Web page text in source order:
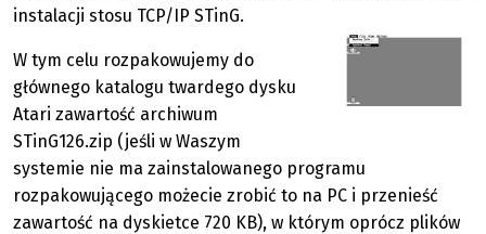
instalacji stosu TCP/IP STinG.
W tym celu rozpakowujemy do
głównego katalogu twardego dysku
Atari zawartość archiwum
STinG126.zip (jeśli w Waszym
systemie nie ma zainstalowanego programu
rozpakowującego możecie zrobić to na PC i przenieść
zawartość na dyskietce 720 KB), w którym oprócz plików